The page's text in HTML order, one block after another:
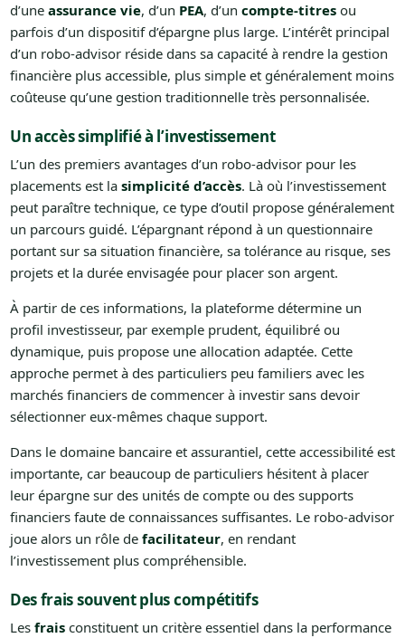
d’une assurance vie, d’un PEA, d’un compte-titresou
parfois d’un dispositif d’épargne plus large. L’intérêt principal
d’un robo-advisor réside dans sa capacité à rendre la gestion
financière plus accessible, plus simple et généralement moins
coûteuse qu’une gestion traditionnelle très personnalisée.
Un accès simplifié à l’investissement
L’un des premiers avantages d’un robo-advisor pour les
placements est la simplicité d’accès. Là où l’investissement
peut paraître technique, ce type d’outil propose généralement
un parcours guidé. L’épargnant répond à un questionnaire
portant sur sa situation financière, sa tolérance au risque, ses
projets et la durée envisagée pour placer son argent.
À partir de ces informations, la plateforme détermine un
profil investisseur, par exemple prudent, équilibré ou
dynamique, puis propose une allocation adaptée. Cette
approche permet à des particuliers peu familiers avec les
marchés financiers de commencer à investir sans devoir
sélectionner eux-mêmes chaque support.
Dans le domaine bancaire et assurantiel, cette accessibilité est
importante, car beaucoup de particuliers hésitent à placer
leur épargne sur des unités de compte ou des supports
financiers faute de connaissances suffisantes. Le robo-advisor
joue alors un rôle de facilitateur, en rendant
l’investissement plus compréhensible.
Des frais souvent plus compétitifs
Les fraisconstituent un critère essentiel dans la performance